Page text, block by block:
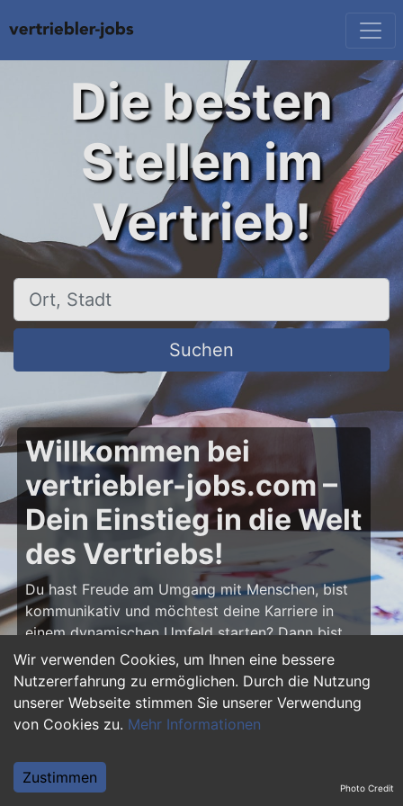
Wir verwenden Cookies, um Ihnen eine bessere
Nutzererfahrung zu ermöglichen. Durch die Nutzung
unserer Webseite stimmen Sie unserer Verwendung
von Cookies zu. Mehr Informationen
Zustimmen
Die besten
Stellen im
Vertrieb!
Ort, Stadt
Suchen
Willkommen bei
vertriebler-jobs.com –
Dein Einstieg in die Welt
des Vertriebs!
Du hast Freude am Umgang mit Menschen, bist
kommunikativ und möchtest deine Karriere in
einem dynamischen Umfeld starten? Dann bist
du aufvertriebler-jobs.comgenau richtig! Hier
findest du zahlreiche Ausbildungsplätze und
Einstiegsjobs im Vertrieb – von klassischen
Vertriebspositionen über Außendienst bis hin zu
Vertriebler und entwickle deine Talente!
Photo Credit